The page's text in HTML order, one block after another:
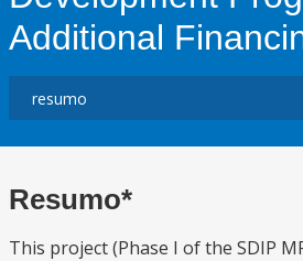
Additional
Resumo*
This project (Phase I of the SDIP